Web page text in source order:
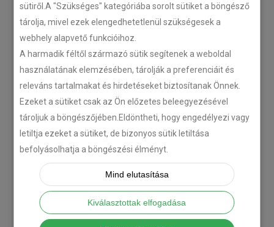
sütiről.A "Szükséges" kategóriába sorolt sütiket a böngésző
tárolja, mivel ezek elengedhetetlenül szükségesek a
webhely alapvető funkcióihoz.
A harmadik féltől származó sütik segítenek a weboldal
használatának elemzésében, tárolják a preferenciáit és
releváns tartalmakat és hirdetéseket biztosítanak Önnek.
Ezeket a sütiket csak az Ön előzetes beleegyezésével
tároljuk a böngészőjében.Eldöntheti, hogy engedélyezi vagy
letiltja ezeket a sütiket, de bizonyos sütik letiltása
befolyásolhatja a böngészési élményt.
Mind elutasítása
Kiválasztottak elfogadása
N-szériás teherautókhoz
2018-07-26
Isuzu D-MAX 2006 –
Tempomat beszerelés
2018-06-12
Citroën C-Zero tempomat
2018-02-14
KATEGÓRIA